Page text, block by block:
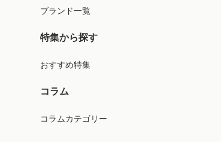
ブランド一覧
特集から探す
おすすめ特集
コラム
コラムカテゴリー